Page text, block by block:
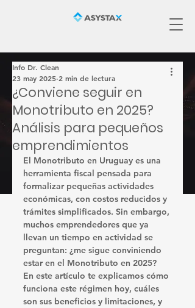
¿Conviene seguir en
Monotributo en 2025?
Análisis para pequeños
emprendimientos
Info Dr. Clean
23 may 2025 2 min de lectura
El Monotributo en Uruguay es una
herramienta fiscal pensada para
formalizar pequeñas actividades
económicas, con costos reducidos y
trámites simplificados. Sin embargo,
muchos emprendedores que ya
llevan un tiempo en actividad se
preguntan: ¿me sigue conviniendo
estar en el Monotributo en 2025?
En este artículo te explicamos cómo
funciona este régimen hoy, cuáles
son sus beneficios y limitaciones, y